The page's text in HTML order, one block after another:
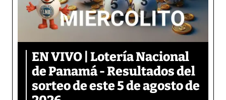
EN VIVO | Lotería Nacional
de Panamá - Resultados del
sorteo de este 5 de agosto de